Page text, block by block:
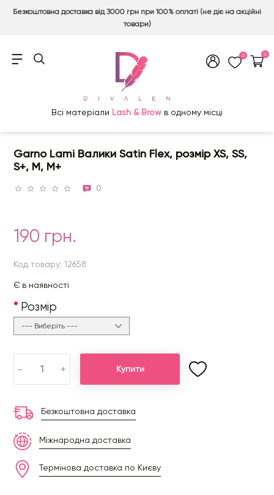
Безкоштовна доставка від 3000 грн при 100% оплаті (не діє на акційні
товари)
0 0
Всі матеріали Lash & Brow в одному місці
Garno Lami Валики Satin Flex, розмір XS, SS,
S+, M, M+
0
190 грн.
Код товару: 12658
Є в наявності
Розмір
- + Купити
Безкоштовна доставка
Міжнародна доставка
Термінова доставка по Києву